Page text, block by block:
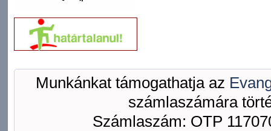
Munkánkat támogathatja az
számlaszámára
Számlaszám: OTP